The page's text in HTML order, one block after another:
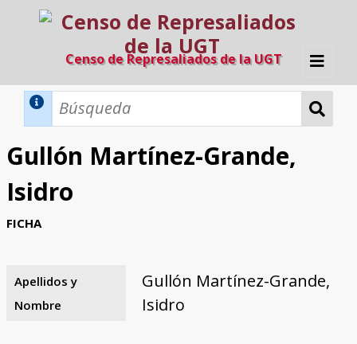
Censo de Represaliados de la UGT
Inicio
Gullón Martínez-Grande,
Isidro
FICHA
Apellidos y
Nombre
Gullón Martínez-Grande,
Isidro